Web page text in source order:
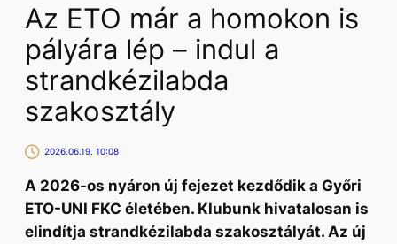
Az ETO már a homokon is
pályára lép – indul a
strandkézilabda
szakosztály
2026.06.19. 10:08
A 2026-os nyáron új fejezet kezdődik a Győri
ETO-UNI FKC életében. Klubunk hivatalosan is
elindítja strandkézilabda szakosztályát. Az új